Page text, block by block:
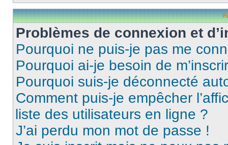
Problèmes de connexion et
Pourquoi ne puis-je pas me
Pourquoi ai-je besoin de
Pourquoi suis-je déconnecté
Comment puis-je empêcher
liste des utilisateurs en ligne ?
J’ai perdu mon mot de passe !